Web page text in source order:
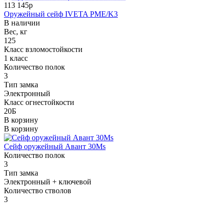
113 145р
Оружейный сейф IVETA PME/K3
В наличии
Вес, кг
125
Класс взломостойкости
1 класс
Количество полок
3
Тип замка
Электронный
Класс огнестойкости
20Б
В корзину
В корзину
Сейф оружейный Авант 30Ms
Количество полок
3
Тип замка
Электронный + ключевой
Количество стволов
3